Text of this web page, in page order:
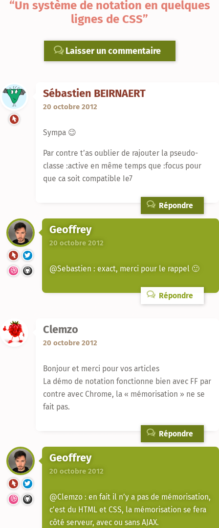
“Un système de notation en quelques
lignes de CSS”
Laisser un commentaire
Sébastien BEIRNAERT
20 octobre 2012
Sympa 😉
Par contre t’as oublier de rajouter la pseudo-
classe :active en même temps que :focus pour
que ca soit compatible Ie7
Répondre
Geoffrey
20 octobre 2012
@Sebastien : exact, merci pour le rappel 🙂
Répondre
Clemzo
20 octobre 2012
Bonjour et merci pour vos articles
La démo de notation fonctionne bien avec FF par
contre avec Chrome, la « mémorisation » ne se
fait pas.
Répondre
Geoffrey
20 octobre 2012
@Clemzo : en fait il n’y a pas de mémorisation,
c’est du HTML et CSS, la mémorisation se fera
côté serveur, avec ou sans AJAX.